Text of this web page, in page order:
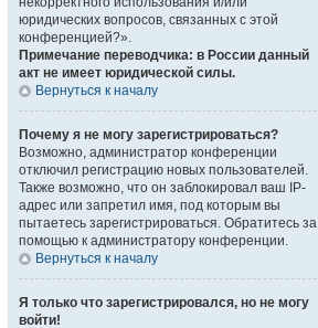
юридических вопросов, связанных с этой
конференцией?».
Примечание переводчика: в России данный
акт не имеет юридической силы.
Вернуться к началу
Почему я не могу зарегистрироваться?
Возможно, администратор конференции
отключил регистрацию новых пользователей.
Также возможно, что он заблокировал ваш IP-
адрес или запретил имя, под которым вы
пытаетесь зарегистрироваться. Обратитесь за
помощью к администратору конференции.
Вернуться к началу
Я только что зарегистрировался, но не могу
войти!